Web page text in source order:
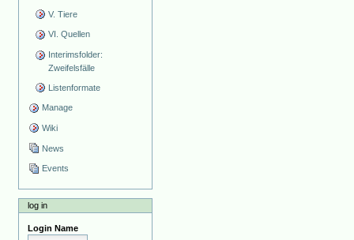
V. Tiere
VI. Quellen
Interimsfolder:
Zweifelsfälle
Listenformate
Manage
Wiki
News
Events
log in
Login Name